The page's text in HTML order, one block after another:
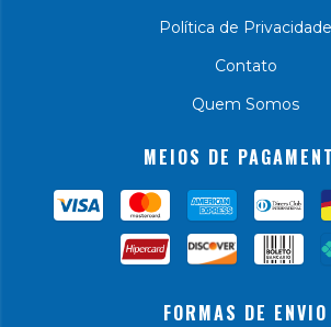
Política de Privacidade
Contato
Quem Somos
MEIOS DE
FORMAS DE ENVIO